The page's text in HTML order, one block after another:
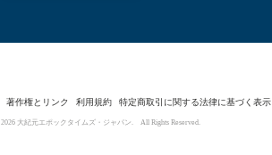
著作権とリンク 利用規約 特定商取引に関する法律に基づく表示
2026 大紀元エポックタイムズ・ジャパン. All Rights Reserved.